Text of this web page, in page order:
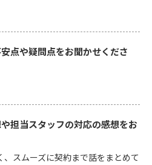
点や疑問点をお聞かせくださ
担当スタッフの対応の感想をお
スムーズに契約まで話をまとめて